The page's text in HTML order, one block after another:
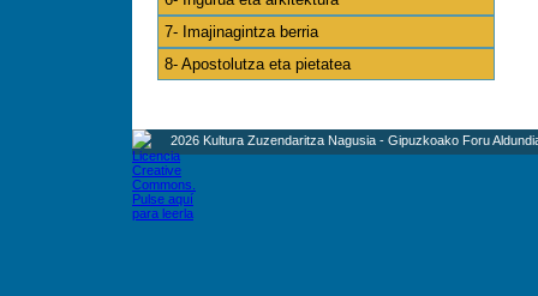
7- Imajinagintza berria
8- Apostolutza eta pietatea
2026 Kultura Zuzendaritza Nagusia - Gipuzkoako Foru